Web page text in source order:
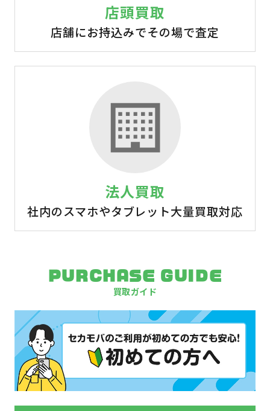
店頭買取
店舗にお持込みでその場で査定
法人買取
社内のスマホやタブレット大量買取対応
PURCHASE GUIDE
買取ガイド